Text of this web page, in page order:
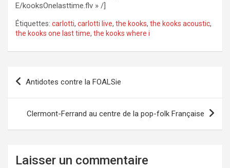
E/kooksOnelasttime.flv » /]
Étiquettes: carlotti, carlotti live, the kooks, the kooks acoustic,
the kooks one last time, the kooks where i
Navigation
Antidotes contre la FOALSie
Clermont-Ferrand au centre de la pop-folk Française
Laisser un commentaire